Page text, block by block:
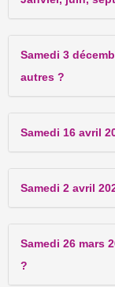
Samedi 3
autres ?
Samedi 16 avril
Samedi 2 avril
Samedi 26 mars
?